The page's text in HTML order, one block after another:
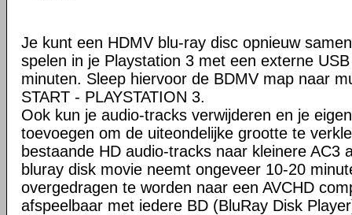
Je kunt een HDMV blu-ray disc opnieuw
spelen in je Playstation 3 met een externe
minuten. Sleep hiervoor de BDMV map naar
START - PLAYSTATION 3.
Ook kun je audio-tracks verwijderen en je
toevoegen om de uiteondelijke grootte te
bestaande HD audio-tracks naar kleinere AC3
bluray disk movie neemt ongeveer 10-20
overgedragen te worden naar een AVCHD
afspeelbaar met iedere BD (BluRay Disk